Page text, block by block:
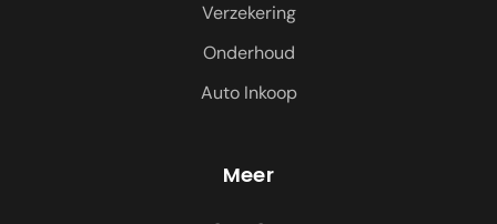
Verzekering
Onderhoud
Auto Inkoop
Meer